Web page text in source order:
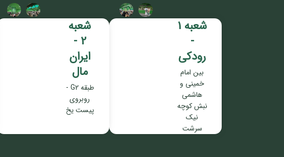
شعبه 1
-
رودکی
بین امام
خمینی و
هاشمی
نبش کوچه
نیک
سرشت
شعبه
2 -
ایران
مال
طبقه G2 -
روبروی
پیست یخ